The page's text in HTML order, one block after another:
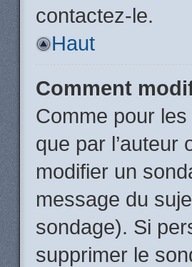
contactez-le.
Haut
Comment
Comme pour
que par l’auteur
modifier un
message du
sondage). Si
supprimer le